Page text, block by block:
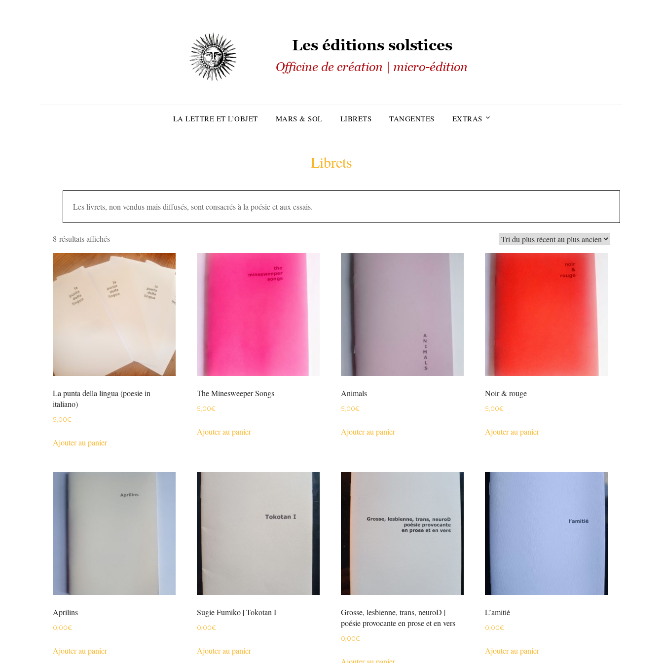
LA LETTRE ET L’OBJET MARS & SOL LIBRETS TANGENTES EXTRAS
Librets
Les livrets, non vendus mais diffusés, sont consacrés à la poésie et aux essais.
8 résultats affichésTrié
plus
au
plus
La punta della lingua (poesie in
italiano)
5,00€
Ajouter au panier
The Minesweeper Songs
5,00€
Ajouter au panier
Animals
5,00€
Ajouter au panier
Noir & rouge
5,00€
Ajouter au panier
Aprilins
0,00€
Ajouter au panier
Sugie Fumiko | Tokotan I
0,00€
Ajouter au panier
Grosse, lesbienne, trans, neuroD |
poésie provocante en prose et en vers
0,00€
L’amitié
0,00€
Ajouter au panier